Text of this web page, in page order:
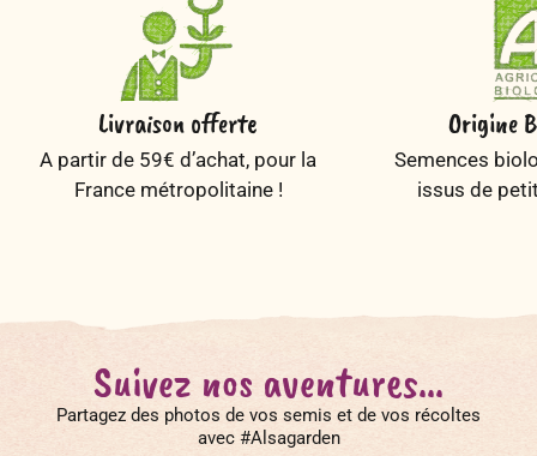
Livraison offerte
A partir de 59€ d’achat, pour la
France métropolitaine !
Origine
Semences
issus de
Suivez nos aventures...
Partagez des photos de vos semis et de vos récoltes
avec #Alsagarden